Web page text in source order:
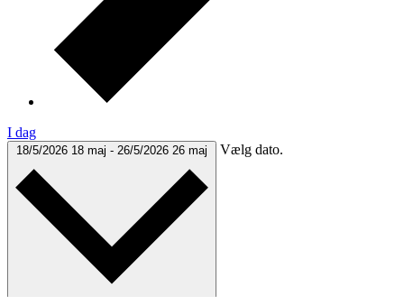
I dag
18/5/2026 18 maj - 26/5/2026 26 maj Vælg dato.